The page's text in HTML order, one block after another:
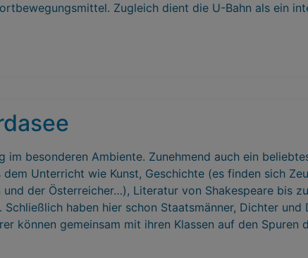
Zugleich dient die U-Bahn als ein
besonderen Ambiente. Zunehmend auch ein
Unterricht wie Kunst, Geschichte (es finden sich
der Österreicher…), Literatur von Shakespeare bis
haben hier schon Staatsmänner, Dichter und
können gemeinsam mit ihren Klassen auf den Spuren